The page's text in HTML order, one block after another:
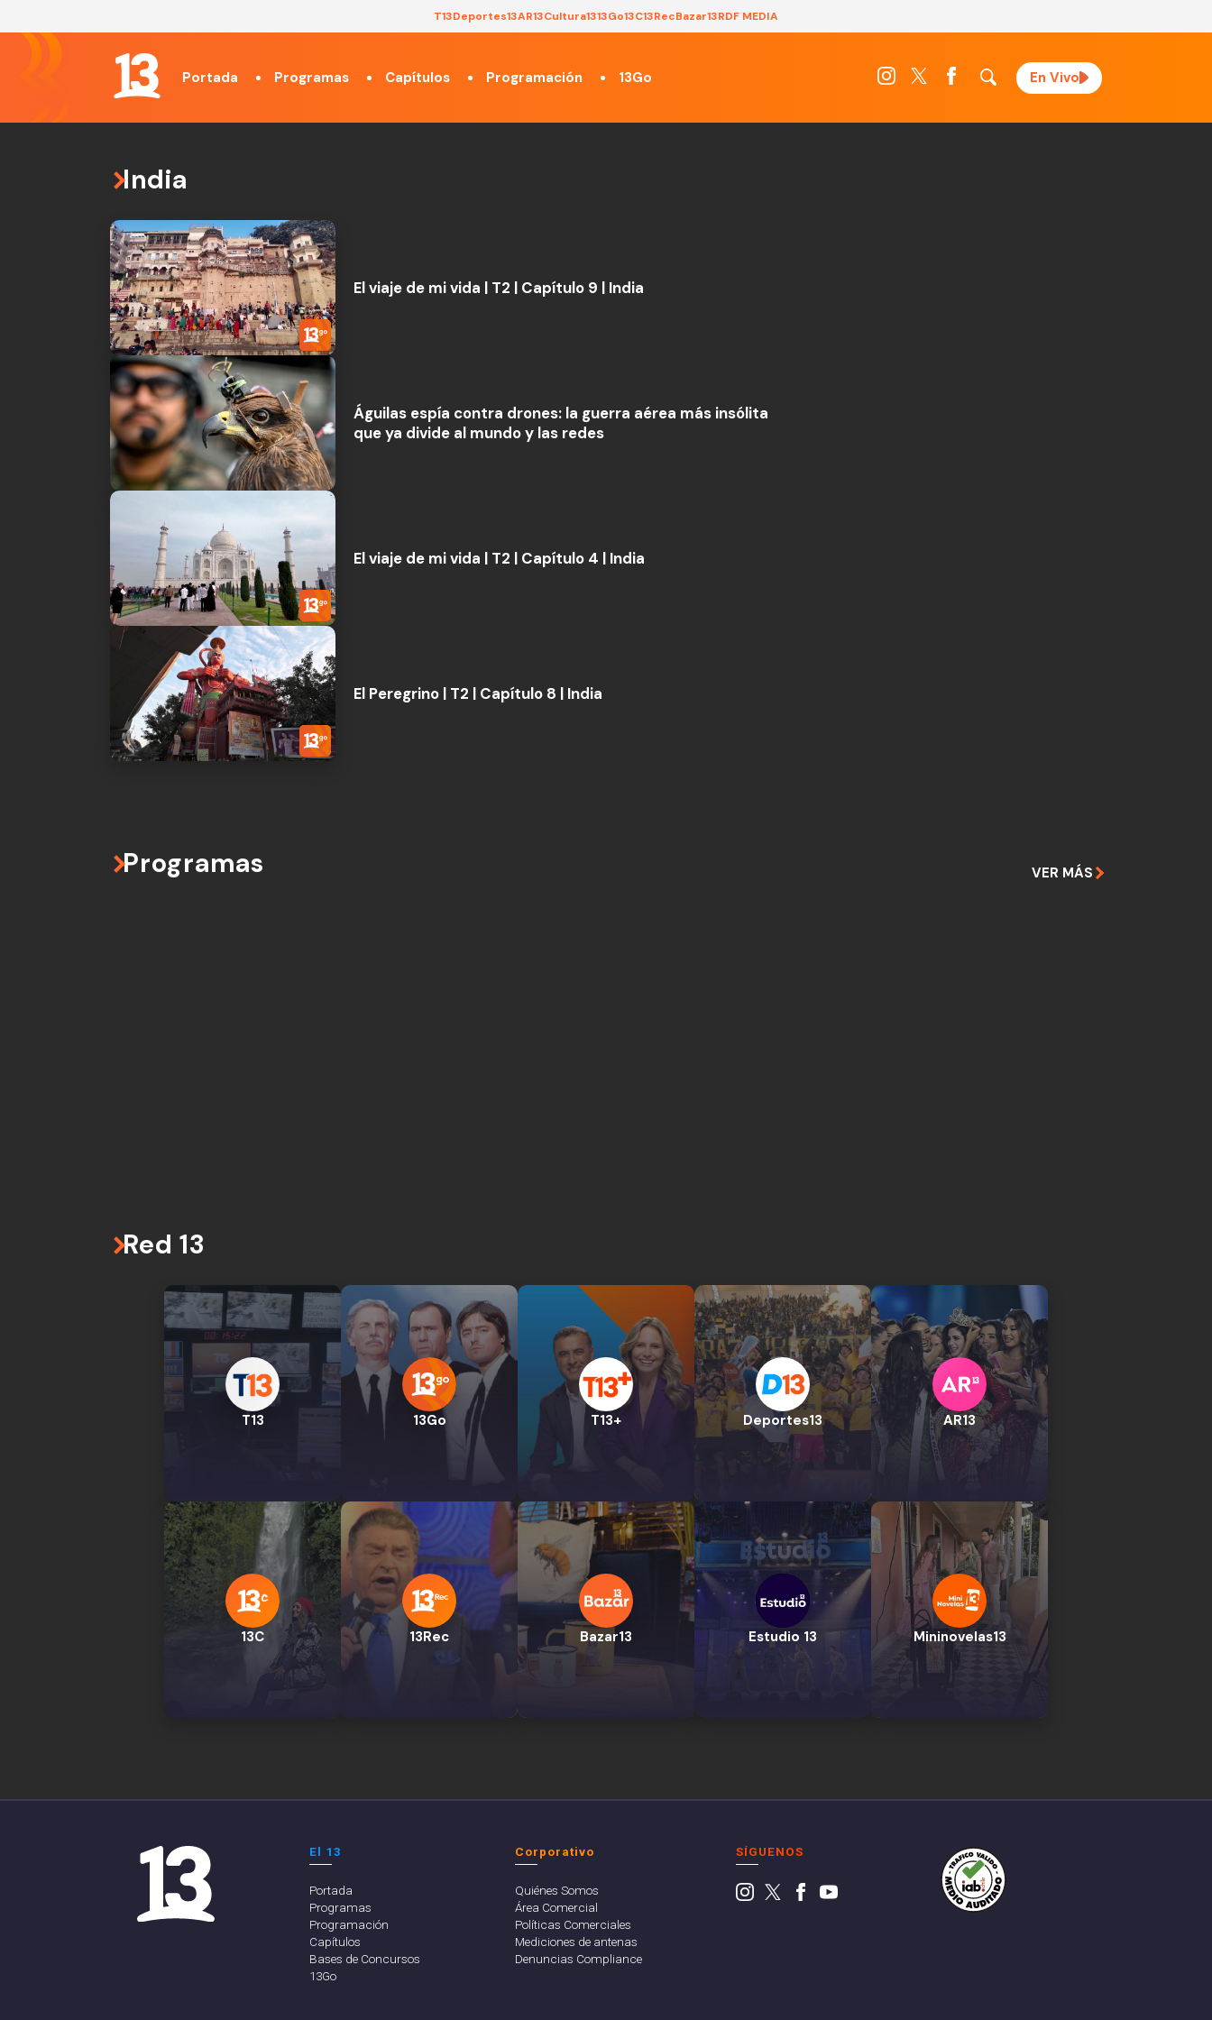
T13Deportes13AR13Cultura1313Go13C13RecBazar13RDF MEDIA
Portada Programas Capítulos Programación 13Go En Vivo
India
El viaje de mi vida | T2 | Capítulo 9 | India
Águilas espía contra drones: la guerra aérea más insólita
que ya divide al mundo y las redes
El viaje de mi vida | T2 | Capítulo 4 | India
El Peregrino | T2 | Capítulo 8 | India
Programas VER MÁS
Red 13
T13 13Go T13+ Deportes13 AR13
13C 13Rec Bazar13 Estudio 13 Mininovelas13
El 13
Portada
Programas
Programación
Capítulos
Bases de Concursos
13Go
Corporativo
Quiénes Somos
Área Comercial
Políticas Comerciales
Mediciones de antenas
Denuncias Compliance
SÍGUENOS